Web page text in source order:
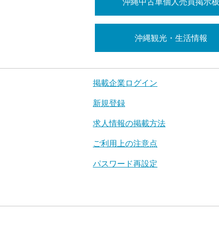
沖縄観光・生活情報
掲載企業ログイン
新規登録
求人情報の掲載方法
ご利用上の注意点
パスワード再設定